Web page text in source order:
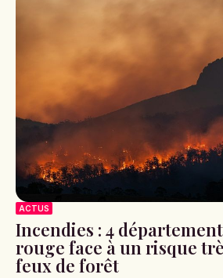
ACTUS
Incendies : 4
rouge face à un risque
feux de forêt